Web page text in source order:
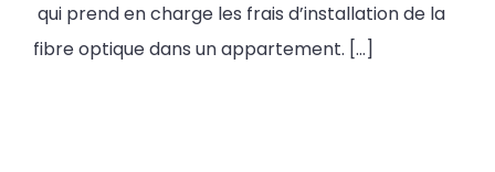
qui prend en charge les frais d’installation de la
fibre optique dans un appartement. […]